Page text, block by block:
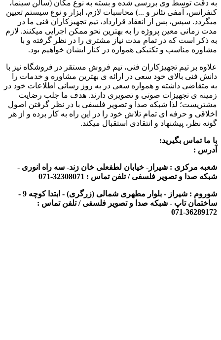
به دقت توسط وی بررسی شده و بسته به نوع مکان (سالن سینما،
کنفرانس، آمفی تئاتر و ...) محاسبات لازم، ابزار و نوع سیستم تعیین
میگردد. سپس، پس از انعقاد قرارداد، تیم تجهیزکاران فنی ما در
مدت زمانی معین پروژه را به بهترین نحو ممکن اجرایی میکنند. لازم
به ذکر است که در تمام مدت نیاز مشتری را در نظر گرفته و با
مشاوره مناسب و تکنیکی همواره در کنار ایشان خواهیم بود.
علاوه بر تیم تجهیزکاران فنی، تیم فروش مستقر در فروشگاه نیز با
دانش فنی بالای خود سعی در ارائه ی بهترین مشاوره و خدمات را
به متقاضی داشته و همواره سعی در به روز رسانی اطلاعات خود در
زمینه ی تجهیزات صوتی و تصویری دارند. هدف ما جلب رضایت
مشتریست؛ لذا شبکه صدا و تصویر فلسفی با در نظر گرفتن اصول
اخلاقی و حرفه ای تمام تلاش خود را در این راه به کار برده و از هر
گونه نظر، پیشنهاد و انتقادی استقبال میکند.
با ما تماس بگیرید:
آدرس :
شعبه مرکزی : شیراز- خیابان لطفعلی خان زند- سه راه انوری -
شبکه صدا و تصویر فلسفی / تلفن تماس : 32308071-071
شوروم : شیراز - بلوار مطهری شمالی (زرگری) - ابتدا کوچه 9 -
ساختمان تاپ - شبکه صدا و تصویر فلسفی / تلفن تماس :
36289172-071